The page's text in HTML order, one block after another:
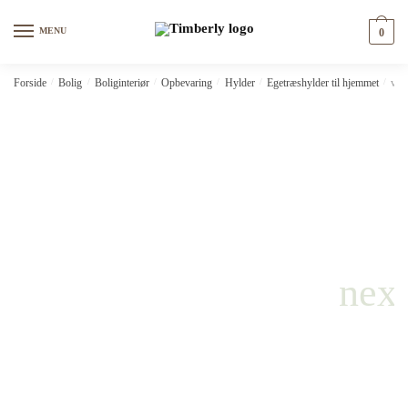
MENU 0
Forside Bolig Boliginteriør Opbevaring Hylder Egetræshylder til hjemmet